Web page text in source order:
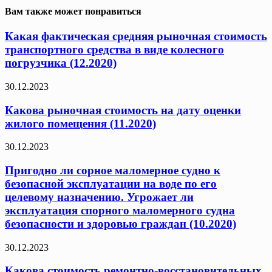
Вам также может понравиться
Какая фактическая средняя рыночная стоимость
транспортного средства в виде колесного
погрузчика (12.2020)
30.12.2023
Какова рыночная стоимость на дату оценки
жилого помещения (11.2020)
30.12.2023
Пригодно ли сорное маломерное судно к
безопасной эксплуатации на воде по его
целевому назначению. Угрожает ли
эксплуатация спорного маломерного судна
безопасности и здоровью граждан (10.2020)
30.12.2023